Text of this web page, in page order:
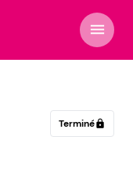
menu
Terminélock